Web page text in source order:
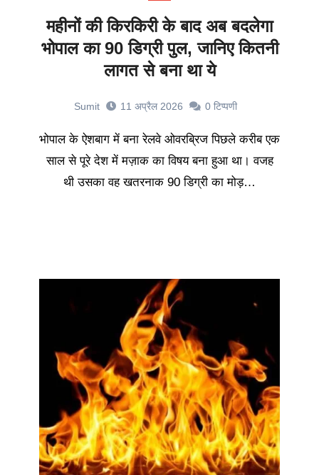
महीनों की किरकिरी के बाद अब बदलेगा
भोपाल का 90 डिग्री पुल, जानिए कितनी
लागत से बना था ये
Sumit 11 अप्रैल 2026 0 टिप्पणी
भोपाल के ऐशबाग में बना रेलवे ओवरब्रिज पिछले करीब एक
साल से पूरे देश में मज़ाक का विषय बना हुआ था। वजह
थी उसका वह खतरनाक 90 डिग्री का मोड़…